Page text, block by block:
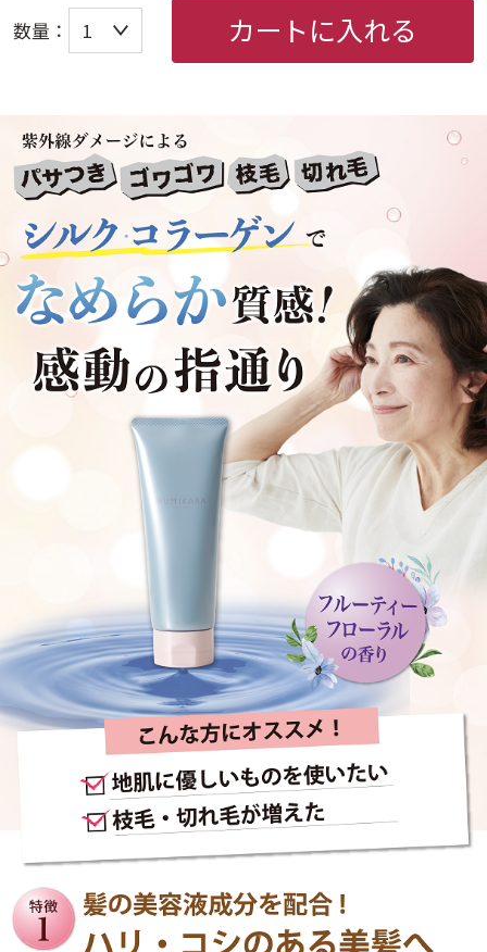
数量： カートに入れる